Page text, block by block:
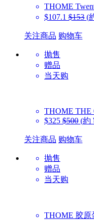
THOME
$107.1 $153 (
关注商品 购物车
抛售
赠品
当天购
THOME THE
$325 $500 (約
关注商品 购物车
抛售
赠品
当天购
THOME 胶原